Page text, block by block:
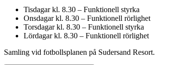
Tisdagar kl. 8.30 – Funktionell styrka
Onsdagar kl. 8.30 – Funktionell rörlighet
Torsdagar kl. 8.30 – Funktionell styrka
Lördagar kl. 8.30 – Funktionell rörlighet
Samling vid fotbollsplanen på Sudersand Resort.